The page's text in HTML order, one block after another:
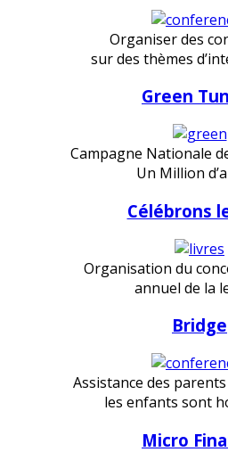
Organiser des
sur des thèmes
Green
Campagne Nationale
Un Million
Célébrons
Organisation du
annuel de la
Bridge
Assistance des
les enfants sont
Micro